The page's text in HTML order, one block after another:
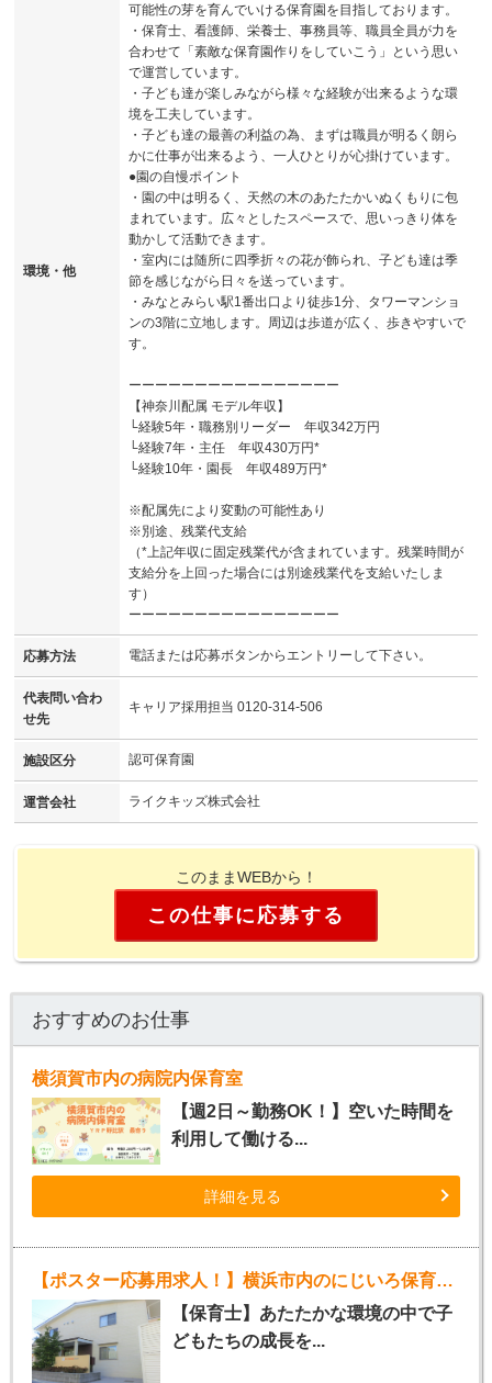
環境・他
可能性の芽を育んでいける保育園を目指しております。
・保育士、看護師、栄養士、事務員等、職員全員が力を
合わせて「素敵な保育園作りをしていこう」という思い
で運営しています。
・子ども達が楽しみながら様々な経験が出来るような環
境を工夫しています。
・子ども達の最善の利益の為、まずは職員が明るく朗ら
かに仕事が出来るよう、一人ひとりが心掛けています。
●園の自慢ポイント
・園の中は明るく、天然の木のあたたかいぬくもりに包
まれています。広々としたスペースで、思いっきり体を
動かして活動できます。
・室内には随所に四季折々の花が飾られ、子ども達は季
節を感じながら日々を送っています。
・みなとみらい駅1番出口より徒歩1分、タワーマンショ
ンの3階に立地します。周辺は歩道が広く、歩きやすいで
す。
ーーーーーーーーーーーーーーーー
【神奈川配属 モデル年収】
└経験5年・職務別リーダー 年収342万円
└経験7年・主任 年収430万円*
└経験10年・園長 年収489万円*
※配属先により変動の可能性あり
※別途、残業代支給
（*上記年収に固定残業代が含まれています。残業時間が
支給分を上回った場合には別途残業代を支給いたしま
す）
ーーーーーーーーーーーーーーーー
応募方法 電話または応募ボタンからエントリーして下さい。
代表問い合わ
せ先
キャリア採用担当 0120-314-506
施設区分 認可保育園
運営会社 ライクキッズ株式会社
このままWEBから！
この仕事に応募する
おすすめのお仕事
横須賀市内の病院内保育室
【週2日～勤務OK！】空いた時間を
利用して働ける...
詳細を見る
【ポスター応募用求人！】横浜市内のにじいろ保育園（パート保育士）
【保育士】あたたかな環境の中で子
どもたちの成長を...